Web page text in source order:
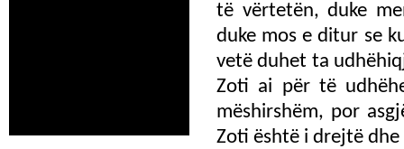
të vërtetën, duke
duke mos e ditur se
vetë duhet ta
Zoti ai për të
mëshirshëm, por
Zoti është i drejtë dhe